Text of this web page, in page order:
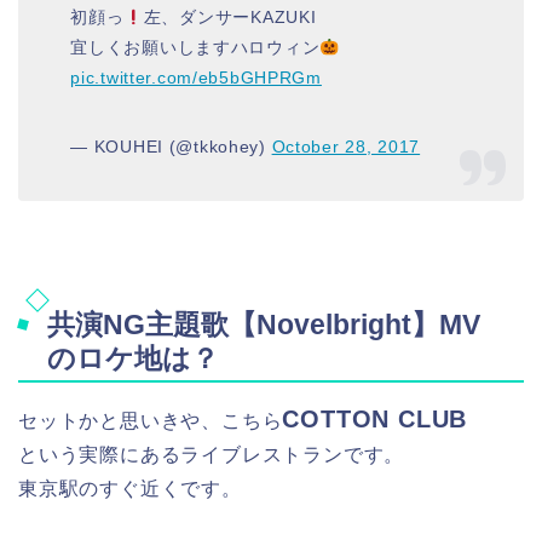
初顔っ
左、ダンサーKAZUKI
宜しくお願いしますハロウィン
pic.twitter.com/eb5bGHPRGm
— KOUHEI (@tkkohey) October 28, 2017
共演NG主題歌【Novelbright】MV
のロケ地は？
セットかと思いきや、こちらCOTTON CLUB
という実際にあるライブレストランです。
東京駅のすぐ近くです。